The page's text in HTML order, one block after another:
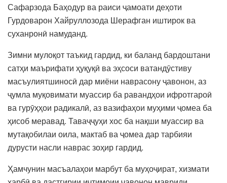
Сафарзода Баҳодур ва раиси ҷамоати деҳоти
Гурдоварон Хайруллозода Шерафган иштирок ва
суханронӣ намуданд.
Зимни мулоқот таъкид гардид, ки баланд бардоштани
сатҳи маърифати ҳуқуқӣ ва эҳсоси ватандӯстиву
масъулиятшиносӣ дар миёни наврасону ҷавонон, аз
ҷумла муқовимати муассир ба равандҳои ифротгароӣ
ва гурӯҳҳои радикалӣ, аз вазифаҳои муҳими ҷомеа ба
ҳисоб меравад. Таваҷҷуҳи хос ба нақши муассир ва
мутақобилаи оила, мактаб ва ҷомеа дар тарбияи
дурусти насли наврас зоҳир гардид.
Ҳамчунин масъалаҳои марбут ба муҳоҷират, хизмати